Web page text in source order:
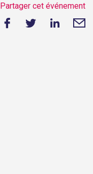
Partager cet événement